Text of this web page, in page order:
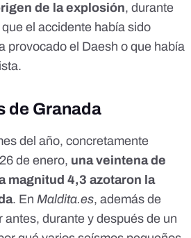
de la explosión, durante
el accidente había sido
provocado el Daesh o que había
de Granada
del año, concretamente
de enero, una veintena de
magnitud 4,3 azotaron la
. En Maldita.es, además de
antes, durante y después de un